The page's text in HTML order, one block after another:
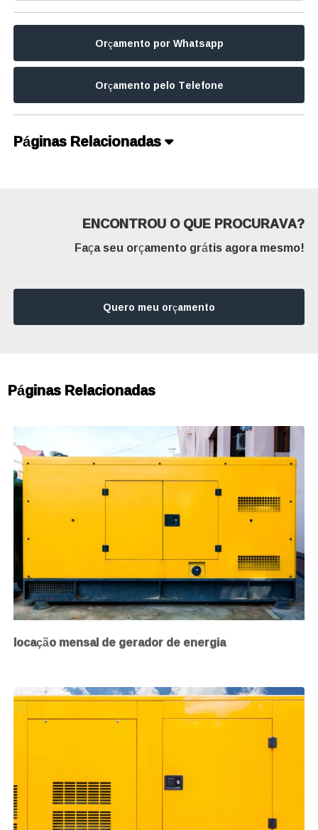
Orçamento por Whatsapp
Orçamento pelo Telefone
Páginas Relacionadas
ENCONTROU O QUE PROCURAVA?
Faça seu orçamento grátis agora mesmo!
Quero meu orçamento
Páginas Relacionadas
locação mensal de gerador de energia